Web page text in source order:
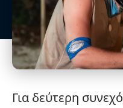
Για δεύτερη